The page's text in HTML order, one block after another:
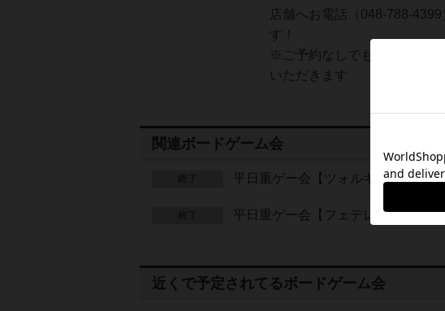
店舗へお電話（048-788-
す！
※ご予約なしでも参加できま
いただきます
関連ボードゲーム会
平日重ゲー会【ツォルキン】 2024年
平日重ゲー会【フェデレーション】
近くで予定されてるボードゲーム会